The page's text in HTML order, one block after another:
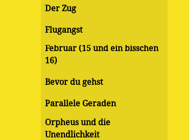
Der Zug
Flugangst
Februar (15 und ein bisschen
16)
Bevor du gehst
Parallele Geraden
Orpheus und die
Unendlichkeit